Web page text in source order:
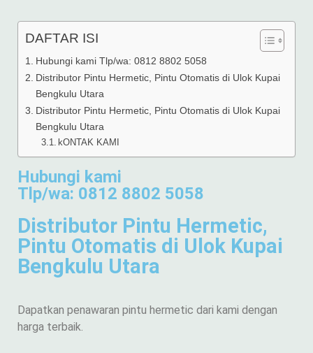
DAFTAR ISI
Hubungi kami Tlp/wa: 0812 8802 5058
Distributor Pintu Hermetic, Pintu Otomatis di Ulok Kupai
Bengkulu Utara
Distributor Pintu Hermetic, Pintu Otomatis di Ulok Kupai
Bengkulu Utara
kONTAK KAMI
Hubungi kami
Tlp/wa: 0812 8802 5058
Distributor Pintu Hermetic,
Pintu Otomatis di Ulok Kupai
Bengkulu Utara
Dapatkan penawaran pintu hermetic dari kami dengan
harga terbaik.